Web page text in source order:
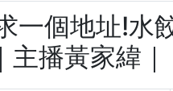
一個地址!水
主播黃家緯